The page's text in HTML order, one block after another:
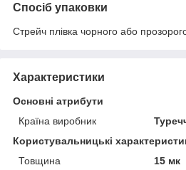
Спосіб упаковки
Стрейч плівка чорного або
Характеристики
Основні атрибути
Країна виробник
Користувальницькі
Товщина
15 мк